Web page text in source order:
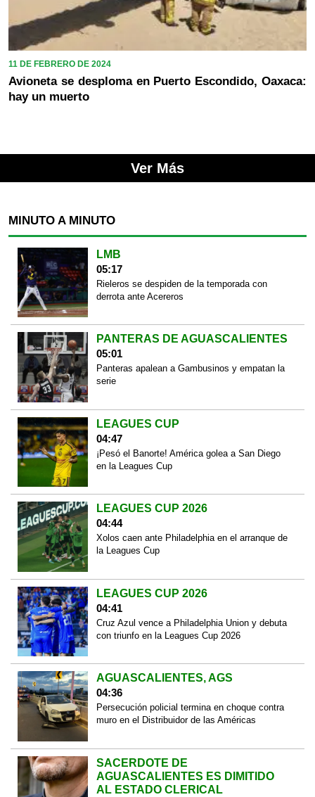
11 DE FEBRERO DE 2024
Avioneta se desploma en Puerto Escondido, Oaxaca:
hay un muerto
Ver Más
MINUTO A MINUTO
LMB
05:17
Rieleros se despiden de la temporada con
derrota ante Acereros
PANTERAS DE AGUASCALIENTES
05:01
Panteras apalean a Gambusinos y empatan la
serie
LEAGUES CUP
04:47
¡Pesó el Banorte! América golea a San Diego
en la Leagues Cup
LEAGUES CUP 2026
04:44
Xolos caen ante Philadelphia en el arranque de
la Leagues Cup
LEAGUES CUP 2026
04:41
Cruz Azul vence a Philadelphia Union y debuta
con triunfo en la Leagues Cup 2026
AGUASCALIENTES, AGS
04:36
Persecución policial termina en choque contra
muro en el Distribuidor de las Américas
SACERDOTE DE
AGUASCALIENTES ES DIMITIDO
AL ESTADO CLERICAL